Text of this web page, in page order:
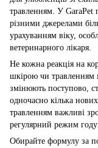
травленням. У GaraPet
різними джерелами
урахуванням віку,
ветеринарного лікаря.
Не кожна реакція на
шкірою чи травленням
змінюють поступово,
одночасно кілька
травленням важливі
регулярний режим
Обирайте формулу за